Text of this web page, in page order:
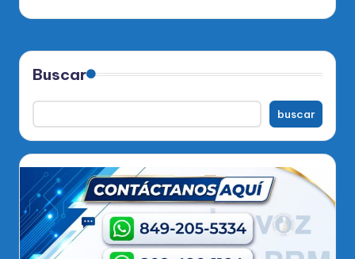
Buscar
buscar